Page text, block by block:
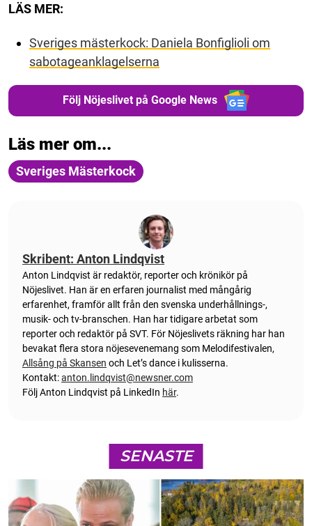
LÄS MER:
Sveriges mästerkock: Daniela Bonfiglioli om
sabotageanklagelserna
Följ Nöjeslivet på Google News
Läs mer om...
Sveriges Mästerkock
Skribent: Anton Lindqvist
Anton Lindqvist är redaktör, reporter och krönikör på
Nöjeslivet. Han är en erfaren journalist med mångårig
erfarenhet, framför allt från den svenska underhållnings-,
musik- och tv-branschen. Han har tidigare arbetat som
reporter och redaktör på SVT. För Nöjeslivets räkning har han
bevakat flera stora nöjesevenemang som Melodifestivalen,
Allsång på Skansen och Let’s dance i kulisserna.
Kontakt:anton.lindqvist@newsner.com
Följ Anton Lindqvist på LinkedIn här.
SENASTE